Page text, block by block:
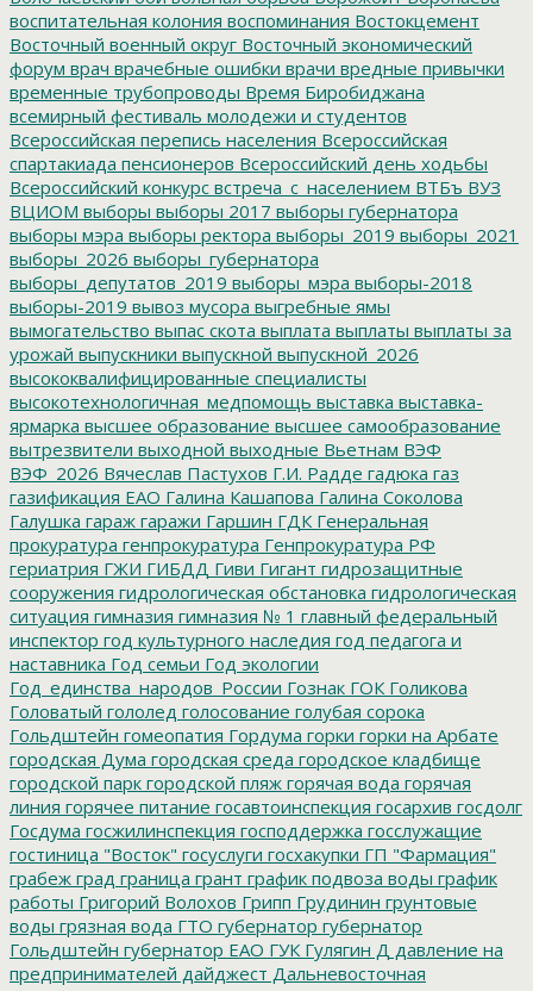
воспитательная колония воспоминания Востокцемент
Восточный военный округ Восточный экономический
форум врач врачебные ошибки врачи вредные привычки
временные трубопроводы Время Биробиджана
всемирный фестиваль молодежи и студентов
Всероссийская перепись населения Всероссийская
спартакиада пенсионеров Всероссийский день ходьбы
Всероссийский конкурс встреча_с_населением ВТБъ ВУЗ
ВЦИОМ выборы выборы 2017 выборы губернатора
выборы мэра выборы ректора выборы_2019 выборы_2021
выборы_2026 выборы_губернатора
выборы_депутатов_2019 выборы_мэра выборы-2018
выборы-2019 вывоз мусора выгребные ямы
вымогательство выпас скота выплата выплаты выплаты за
урожай выпускники выпускной выпускной_2026
высококвалифицированные специалисты
высокотехнологичная_медпомощь выставка выставка-
ярмарка высшее образование высшее самообразование
вытрезвители выходной выходные Вьетнам ВЭФ
ВЭФ_2026 Вячеслав Пастухов Г.И. Радде гадюка газ
газификация ЕАО Галина Кашапова Галина Соколова
Галушка гараж гаражи Гаршин ГДК Генеральная
прокуратура генпрокуратура Генпрокуратура РФ
гериатрия ГЖИ ГИБДД Гиви Гигант гидрозащитные
сооружения гидрологическая обстановка гидрологическая
ситуация гимназия гимназия № 1 главный федеральный
инспектор год культурного наследия год педагога и
наставника Год семьи Год экологии
Год_единства_народов_России Гознак ГОК Голикова
Головатый гололед голосование голубая сорока
Гольдштейн гомеопатия Гордума горки горки на Арбате
городская Дума городская среда городское кладбище
городской парк городской пляж горячая вода горячая
линия горячее питание госавтоинспекция госархив госдолг
Госдума госжилинспекция господдержка госслужащие
гостиница "Восток" госуслуги госхакупки ГП "Фармация"
грабеж град граница грант график подвоза воды график
работы Григорий Волохов Грипп Грудинин грунтовые
воды грязная вода ГТО губернатор губернатор
Гольдштейн губернатор ЕАО ГУК Гулягин Д давление на
предпринимателей дайджест Дальневосточная